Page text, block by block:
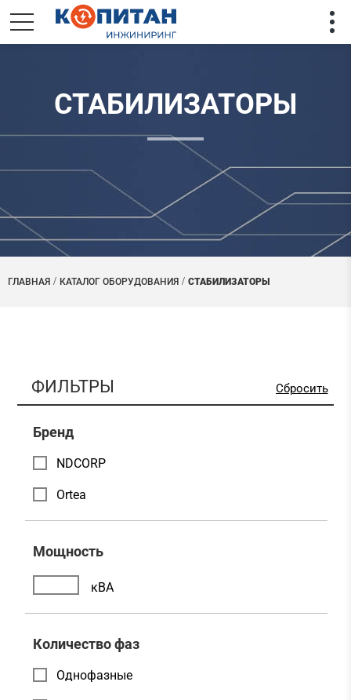
СТАБИЛИЗАТОРЫ
ГЛАВНАЯ КАТАЛОГ ОБОРУДОВАНИЯ СТАБИЛИЗАТОРЫ
ФИЛЬТРЫ Сбросить
Бренд
NDCORP
Ortea
Мощность
кВА
Количество фаз
Однофазные